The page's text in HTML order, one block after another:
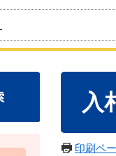
入
印刷ペ